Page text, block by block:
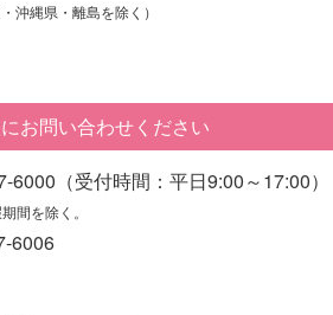
沖縄県・離島を除く）
お問い合わせください
間を除く。